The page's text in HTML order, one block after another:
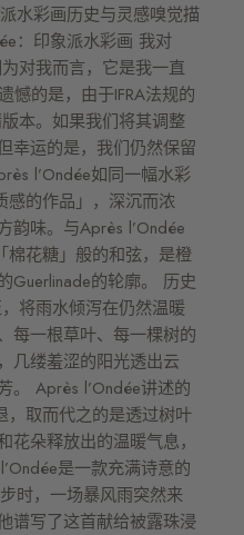
水彩画历史与灵感嗅觉描
：印象派水彩画 我对
对我而言，它是我一直
憾的是，由于IFRA法规的
本。如果我们将其调整
幸运的是，我们仍然保留
l’Ondée如同一幅水彩
感的作品」，深沉而浓
韵味。与Après l’Ondée
棉花糖」般的和弦，是橙
Guerlinade的轮廓。 历史
将雨水倾泻在仍然温暖
每一根草叶、每一棵树的
几缕羞涩的阳光透出云
。 Après l’Ondée讲述的
取而代之的是透过树叶
朵释放出的温暖气息，
是一款充满诗意的
时，一场暴风雨突然来
谱写了这首献给被露珠浸